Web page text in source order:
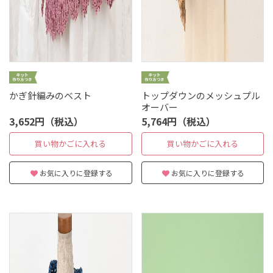
かぎ針編みのベスト
3,652円（税込）
買い物かごに入れる
お気に入りに登録する
トップダウンのメッシュプル
オーバー
5,764円（税込）
買い物かごに入れる
お気に入りに登録する